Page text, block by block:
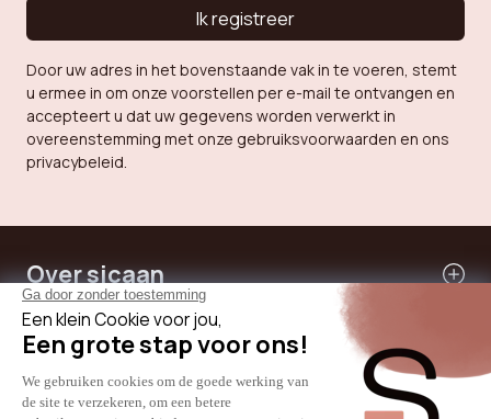
Ik registreer
Door uw adres in het bovenstaande vak in te voeren, stemt
u ermee in om onze voorstellen per e-mail te ontvangen en
accepteert u dat uw gegevens worden verwerkt in
overeenstemming met onze gebruiksvoorwaarden en ons
privacybeleid.
Over sicaan
Onze diensten
Hulp nodig